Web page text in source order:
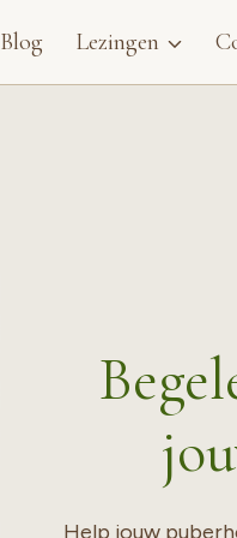
Blog Lezingen
Help jouw